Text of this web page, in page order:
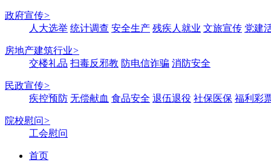
政府宣传>
人大选举 统计调查 安全生产 残疾人就业 文旅宣传 党建
房地产建筑行业>
交楼礼品 扫毒反邪教 防电信诈骗 消防安全
民政宣传>
疾控预防 无偿献血 食品安全 退伍退役 社保医保 福利彩
院校慰问>
工会慰问
首页